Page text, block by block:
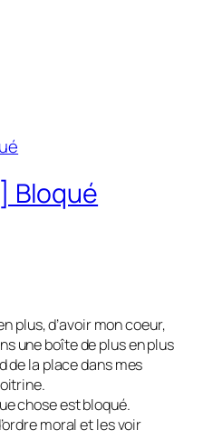
Bloqué
plus, d’avoir mon coeur,
une boîte de plus en plus
de la place dans mes
chose est bloqué.
moral et les voir